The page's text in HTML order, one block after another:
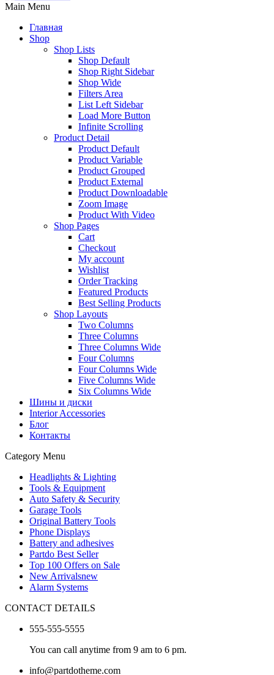
Main Menu
Главная
Shop
Shop Lists
Shop Default
Shop Right Sidebar
Shop Wide
Filters Area
List Left Sidebar
Load More Button
Infinite Scrolling
Product Detail
Product Default
Product Variable
Product Grouped
Product External
Product Downloadable
Zoom Image
Product With Video
Shop Pages
Cart
Checkout
My account
Wishlist
Order Tracking
Featured Products
Best Selling Products
Shop Layouts
Two Columns
Three Columns
Three Columns Wide
Four Columns
Four Columns Wide
Five Columns Wide
Six Columns Wide
Шины и диски
Interior Accessories
Блог
Контакты
Category Menu
Headlights & Lighting
Tools & Equipment
Auto Safety & Security
Garage Tools
Original Battery Tools
Phone Displays
Battery and adhesives
Partdo Best Seller
Top 100 Offers on Sale
New Arrivalsnew
Alarm Systems
CONTACT DETAILS
555-555-5555
You can call anytime from 9 am to 6 pm.
info@partdotheme.com